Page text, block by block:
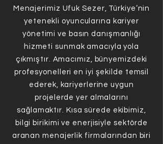
Menajerimiz Ufuk Sezer, Türkiye’nin
yetenekli oyuncularına kariyer
yönetimi ve basın danışmanlığı
hizmeti sunmak amacıyla yola
çıkmıştır. Amacımız, bünyemizdeki
profesyonelleri en iyi şekilde temsil
ederek, kariyerlerine uygun
projelerde yer almalarını
sağlamaktır. Kısa sürede ekibimiz,
bilgi birikimi ve enerjisiyle sektörde
aranan menajerlik firmalarından biri